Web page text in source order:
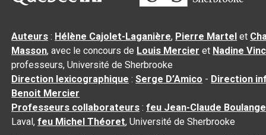
Auteurs : Hélène Cajolet-Laganière, Pierre Martel et
Masson, avec le concours de Louis Mercier et Nadine
professeurs, Université de Sherbrooke
Direction lexicographique :Serge D’Amico - Direction
Benoit Mercier
Professeurs collaborateurs :feu Jean-Claude
Laval,feu Michel Théoret, Université de Sherbrooke